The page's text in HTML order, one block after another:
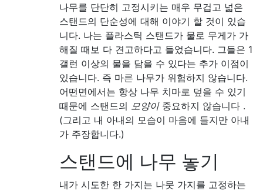
나무를 단단히 고정시키는 매우 무겁고 넓은
스탠드의 단순성에 대해 이야기 할 것이 있습
니다. 나는 플라스틱 스탠드가 물로 무게가 가
해질 때보 다 견고하다고 들었습니다. 그들은 1
갤런 이상의 물을 담을 수 있다는 추가 이점이
있습니다. 즉 마른 나무가 위험하지 않습니다.
어떤면에서는 항상 나무 치마로 덮을 수 있기
때문에 스탠드의 모양이중요하지 않습니다 .
(그리고 내 아내의 모습이 마음에 들지만 아내
가 주장합니다.)
스탠드에 나무 놓기
내가 시도한 한 가지는 나뭇 가지를 고정하는